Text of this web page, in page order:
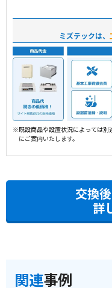
ミズテックは、
※既設商品や設置状況によっては別
にご案内いたします。
交換
詳
関連事例